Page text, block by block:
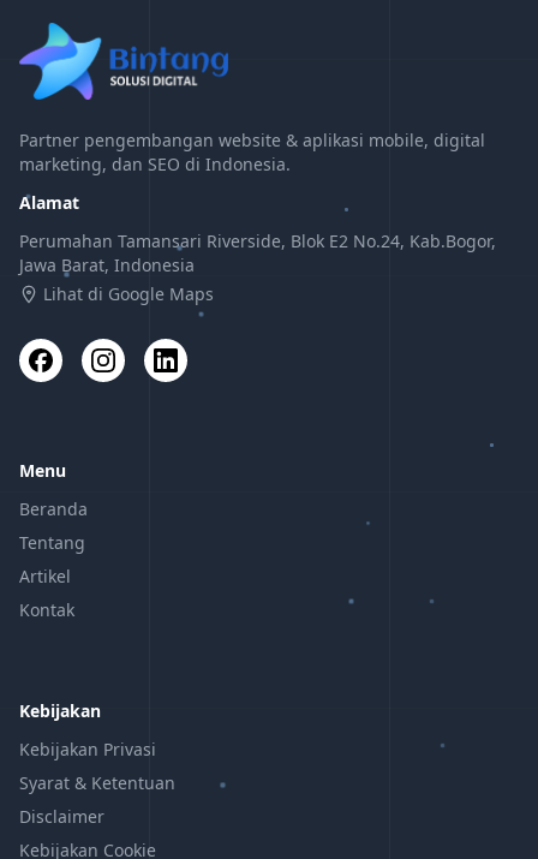
Partner pengembangan website & aplikasi mobile, digital
marketing, dan SEO di Indonesia.
Alamat
Perumahan Tamansari Riverside, Blok E2 No.24, Kab.Bogor,
Jawa Barat, Indonesia
Lihat di Google Maps
Menu
Beranda
Tentang
Artikel
Kontak
Kebijakan
Kebijakan Privasi
Syarat & Ketentuan
Disclaimer
Kebijakan Cookie